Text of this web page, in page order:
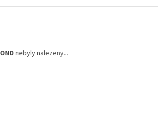
nebyly nalezeny...